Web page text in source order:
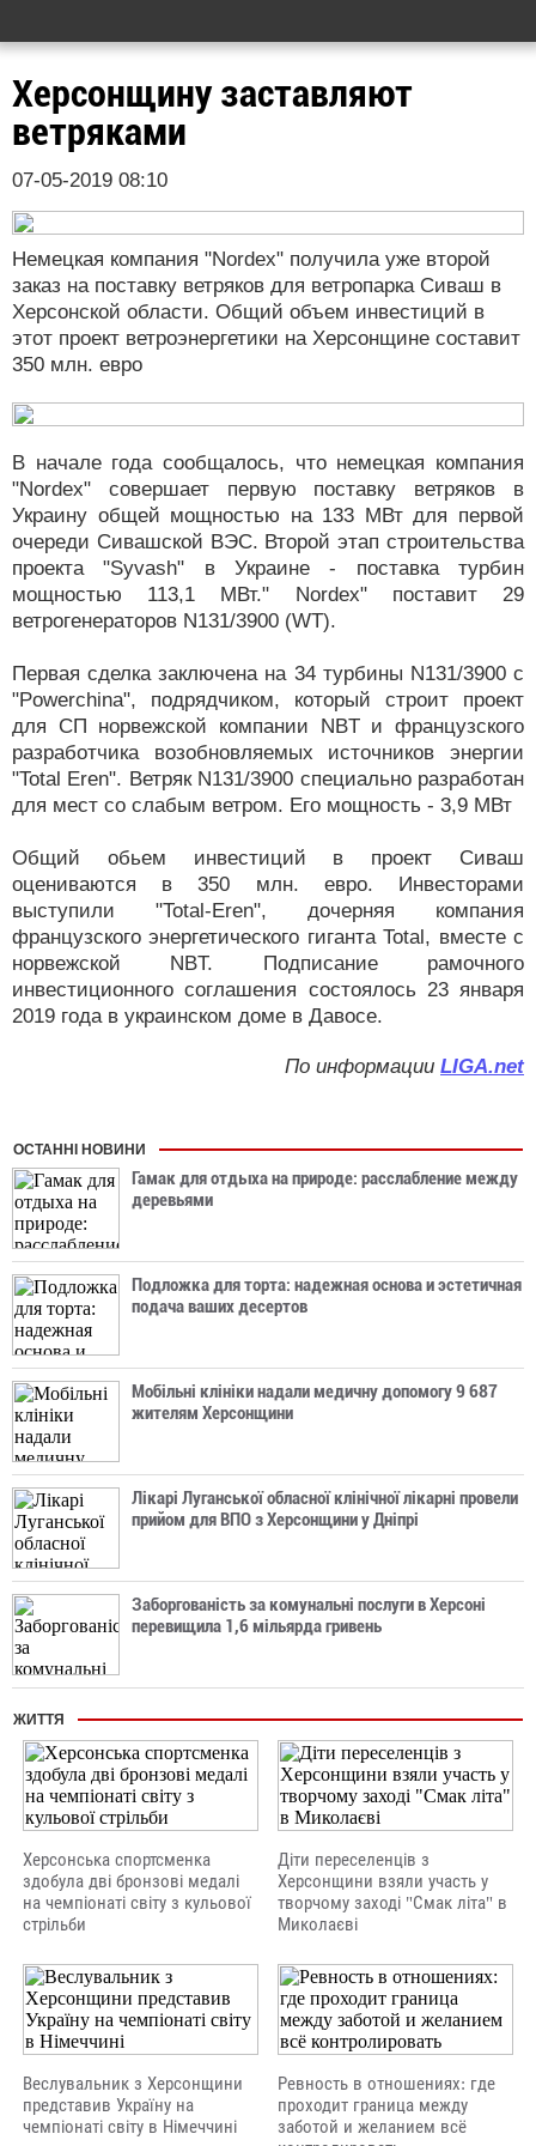
Херсонщину заставляют
ветряками
07-05-2019 08:10
Немецкая компания "Nordex" получила уже второй
заказ на поставку ветряков для ветропарка Сиваш в
Херсонской области. Общий объем инвестиций в
этот проект ветроэнергетики на Херсонщине составит
350 млн. евро
В начале года сообщалось, что немецкая компания
"Nordex" совершает первую поставку ветряков в
Украину общей мощностью на 133 МВт для первой
очереди Сивашской ВЭС. Второй этап строительства
проекта "Syvash" в Украине - поставка турбин
мощностью 113,1 МВт." Nordex" поставит 29
ветрогенераторов N131/3900 (WT).
Первая сделка заключена на 34 турбины N131/3900 с
"Powerchina", подрядчиком, который строит проект
для СП норвежской компании NBT и французского
разработчика возобновляемых источников энергии
"Total Eren". Ветряк N131/3900 специально разработан
для мест со слабым ветром. Его мощность - 3,9 МВт
Общий обьем инвестиций в проект Сиваш
оцениваются в 350 млн. евро. Инвесторами
выступили "Total-Eren", дочерняя компания
французского энергетического гиганта Total, вместе с
норвежской NBT. Подписание рамочного
инвестиционного соглашения состоялось 23 января
2019 года в украинском доме в Давосе.
По информации LIGA.net
ОСТАННІ НОВИНИ
Гамак для отдыха на природе: расслабление между
деревьями
Подложка для торта: надежная основа и эстетичная
подача ваших десертов
Мобільні клініки надали медичну допомогу 9 687
жителям Херсонщини
Лікарі Луганської обласної клінічної лікарні провели
прийом для ВПО з Херсонщини у Дніпрі
Заборгованість за комунальні послуги в Херсоні
перевищила 1,6 мільярда гривень
ЖИТТЯ
Херсонська спортсменка
здобула дві бронзові медалі
на чемпіонаті світу з кульової
стрільби
Діти переселенців з
Херсонщини взяли участь у
творчому заході "Смак літа" в
Миколаєві
Веслувальник з Херсонщини
представив Україну на
чемпіонаті світу в Німеччині
Ревность в отношениях: где
проходит граница между
заботой и желанием всё